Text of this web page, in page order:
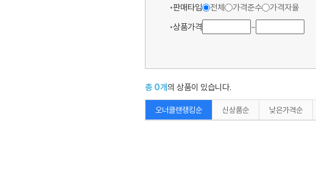
판매타입
전체 가격준수 가격자율
상품가격
~
총 0개의 상품이 있습니다.
오너클랜랭킹순 신상품순 낮은가격순